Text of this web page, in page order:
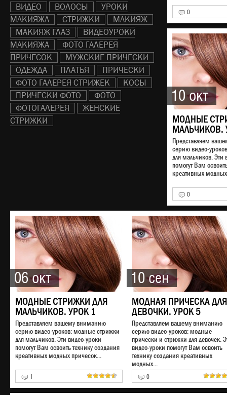
ВИДЕО ВОЛОСЫ
УРОКИ
МАКИЯЖА
СТРИЖКИ
МАКИЯЖ
МАКИЯЖ ГЛАЗ
ВИДЕОУРОКИ
МАКИЯЖА
ФОТО ГАЛЕРЕЯ
ПРИЧЕСОК
МУЖСКИЕ ПРИЧЕСКИ
ОДЕЖДА
ПЛАТЬЯ
ПРИЧЕСКИ
ФОТО ГАЛЕРЕЯ СТРИЖЕК
КОСЫ
ПРИЧЕСКИ ФОТО
ФОТО
ФОТОГАЛЕРЕЯ
ЖЕНСКИЕ
СТРИЖКИ
0
10 окт
МОДНЫЕ
МАЛЬЧИКОВ.
Представляем
серию видео-
для мальчиков. Эти
помогут Вам
креативных
0
06 окт
МОДНЫЕ СТРИЖКИ ДЛЯ
МАЛЬЧИКОВ. УРОК 1
Представляем вашему вниманию
серию видео-уроков: модные стрижки
для мальчиков. Эти видео-уроки
помогут Вам освоить технику создания
креативных модных причесок...
1
10 сен
МОДНАЯ ПРИЧЕСКА ДЛЯ
ДЕВОЧКИ. УРОК 5
Представляем вашему вниманию
серию видео-уроков: модные
прически и стрижки для девочек.
видео-уроки помогут Вам освоить
технику создания креативных
модных...
0